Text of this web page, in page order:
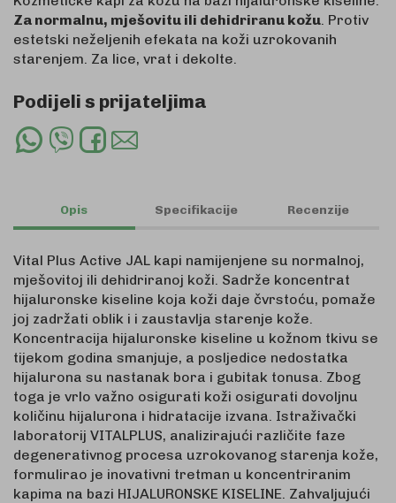
Za normalnu, mješovitu ili dehidriranu kožu. Protiv
estetski neželjenih efekata na koži uzrokovanih
starenjem. Za lice, vrat i dekolte.
Podijeli s prijateljima
Whatsapp
Share
Viber
Share
Facebook
Share
Opis
Vital Plus Active JAL kapi namijenjene su normalnoj,
mješovitoj ili dehidriranoj koži. Sadrže koncentrat
hijaluronske kiseline koja koži daje čvrstoću, pomaže
joj zadržati oblik i i zaustavlja starenje kože.
Koncentracija hijaluronske kiseline u kožnom tkivu se
tijekom godina smanjuje, a posljedice nedostatka
hijalurona su nastanak bora i gubitak tonusa. Zbog
toga je vrlo važno osigurati koži osigurati dovoljnu
količinu hijalurona i hidratacije izvana. Istraživački
laboratorij VITALPLUS, analizirajući različite faze
degenerativnog procesa uzrokovanog starenja kože,
formulirao je inovativni tretman u koncentriranim
kapima na bazi HIJALURONSKE KISELINE. Zahvaljujući
Specifikacije Recenzije